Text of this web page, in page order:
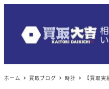
ホーム 買取ブログ 時計 【買取